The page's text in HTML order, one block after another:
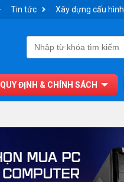
Tin tức Xây dựng cấu hình
QUY ĐỊNH & CHÍNH SÁCH